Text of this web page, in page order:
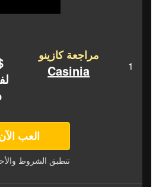
مراجعة كازينو
Casinia
العب
تنطبق الشروط